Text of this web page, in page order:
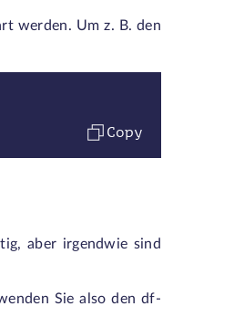
werden. Um z. B. den
Copy
aber irgendwie sind
Sie also den df-